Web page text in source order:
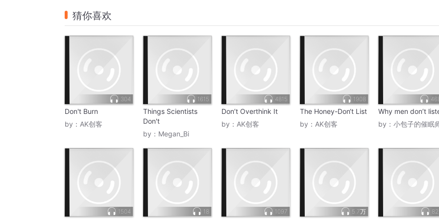
猜你喜欢
304
Don't Burn
by： AK创客
1615
Things Scientists
Don't
by： Megan_Bi
4815
Don’t Overthink It
by： AK创客
1908
The Honey-Don‘t List
by： AK创客
Why men don’t
by： 小包子的催眠
1504 18 1097 5.7万